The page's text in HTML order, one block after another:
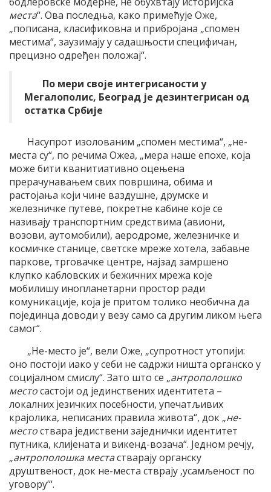
места“. Ова последња, како примећује Оже,
„пописана, класификовна и прибројана „спомен
местима“, заузимају у садашњости специфичан,
прецизно одређен положај“.
По мери своје интегрисаности у
Мегалополис, Београд је дезинтегрисан од
остатка Србије
Насупрот изолованим „спомен местима“, „не-
места су“, по речима Ожеа, „мера наше епохе, која
може бити кванитиативно оцењена
прерачунавањем свих површина, обима и
растојања који чине ваздушне, друмске и
железничке путеве, покретне кабине које се
називају транспортним средствима (авиони,
возови, аутомобили), аеродроме, железничке и
космичке станице, светске мреже хотела, забавне
паркове, трговачке центре, најзад замршено
клупко кабловских и бежичних мрежа које
мобилишу инопланетарни простор ради
комуникације, која је притом толико необична да
појединца доводи у везу само са другим ликом њега
самог“.
„Не-место је“, вели Оже, „супротност утопији:
оно постоји иако у себи не садржи ништа органско у
социјалном смислу“. Зато што се „антрополошко
местосастоји од јединствених идентитета –
локалних језичких посебности, упечатљивих
крајолика, неписаних правила живота“, док „не-
местоствара једиствени заједнички идентитет
путника, клијената и викенд-возача“. Једном речју,
„антрополошка местастварају органску
друштвеност, док не-места стврају ‚усамљеност по
уговору’“.